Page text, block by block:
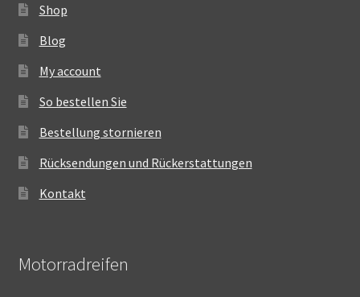
Shop
Blog
My account
So bestellen Sie
Bestellung stornieren
Rücksendungen und Rückerstattungen
Kontakt
Motorradreifen